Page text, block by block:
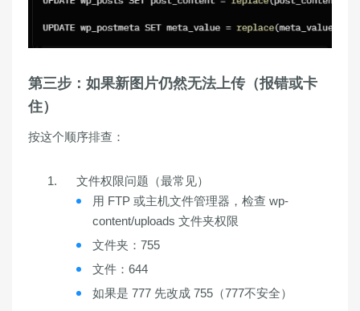
第三步：如果新图片仍然无法上传（报错或卡
住）
按这个顺序排查：
文件权限问题 （最常见）
用 FTP 或主机文件管理器，检查 wp-
content/uploads 文件夹权限
文件夹： 755
文件： 644
如果是 777 先改成 755（777不安全）